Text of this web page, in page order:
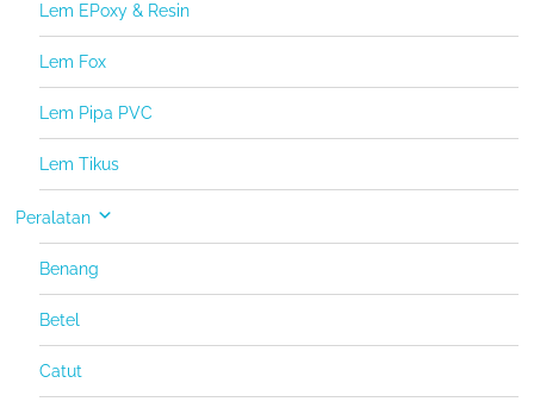
Lem EPoxy & Resin
Lem Fox
Lem Pipa PVC
Lem Tikus
Peralatan
Benang
Betel
Catut